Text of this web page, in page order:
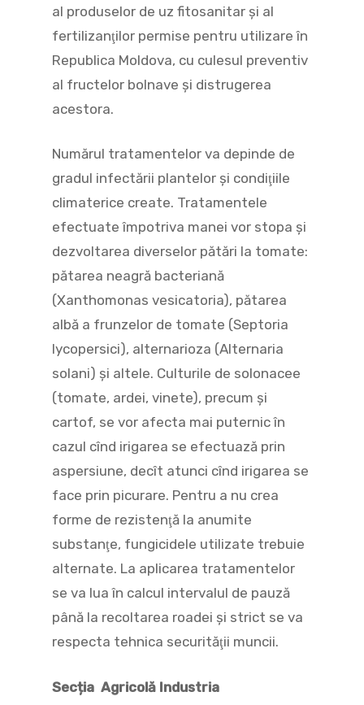
al produselor de uz fitosanitar şi al
fertilizanţilor permise pentru utilizare în
Republica Moldova, cu culesul preventiv
al fructelor bolnave şi distrugerea
acestora.
Numărul tratamentelor va depinde de
gradul infectării plantelor şi condiţiile
climaterice create. Tratamentele
efectuate împotriva manei vor stopa şi
dezvoltarea diverselor pătări la tomate:
pătarea neagră bacteriană
(Xanthomonas vesicatoria), pătarea
albă a frunzelor de tomate (Septoria
lycopersici), alternarioza (Alternaria
solani) şi altele. Culturile de solonacee
(tomate, ardei, vinete), precum şi
cartof, se vor afecta mai puternic în
cazul cînd irigarea se efectuază prin
aspersiune, decît atunci cînd irigarea se
face prin picurare. Pentru a nu crea
forme de rezistenţă la anumite
substanţe, fungicidele utilizate trebuie
alternate. La aplicarea tratamentelor
se va lua în calcul intervalul de pauză
până la recoltarea roadei şi strict se va
respecta tehnica securităţii muncii.
Secția Agricolă Industria